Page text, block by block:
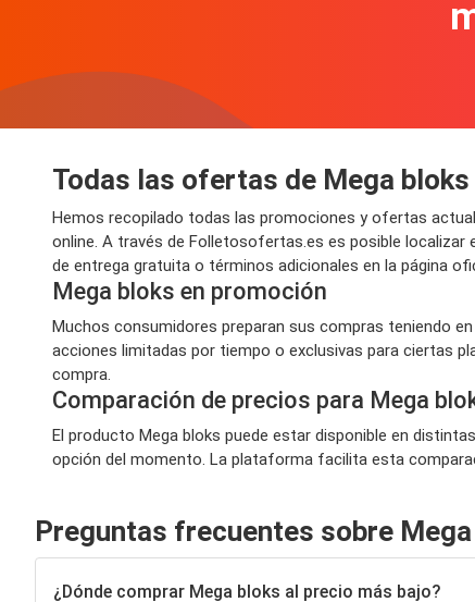
Todas las ofertas de Mega bloks
Hemos recopilado todas las promociones y ofertas
online. A través de Folletosofertas.es es posible localizar
de entrega gratuita o términos adicionales en la página
Mega bloks en promoción
Muchos consumidores preparan sus compras teniendo
acciones limitadas por tiempo o exclusivas para ciertas
compra.
Comparación de precios para Mega
El producto Mega bloks puede estar disponible en
opción del momento. La plataforma facilita esta
Preguntas frecuentes sobre
¿Dónde comprar Mega bloks al precio más bajo?